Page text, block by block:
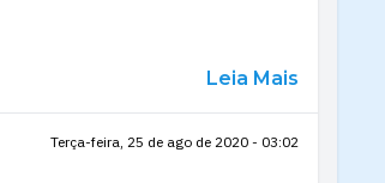
Leia Mais
Terça-feira, 25 de ago de 2020 - 03:02